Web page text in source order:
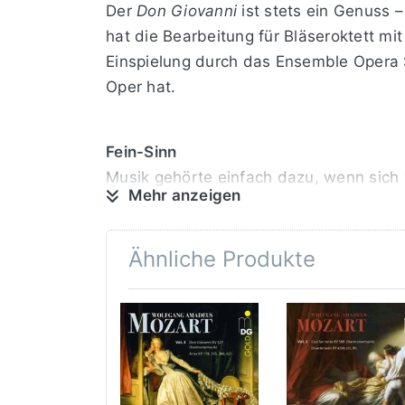
Der Don Giovanni ist stets ein Genuss
hat die Bearbeitung für Bläseroktett
Einspielung durch das Ensemble
Oper hat.
Fein-Sinn
Musik gehörte einfach dazu, wenn
genießen. Kleinere Bläserensembles,
mobil, flexibel und Frischluft geeignet.
von Vater Georg, der Josef das
Werbe-Trailer
Don Giovanni selbst lässt sich im
Potpourri bekannter Opernarien
seines Werkes durch Josef
Aufführungen durch ein Bläseroktett
Mehr anzeigen
Ähnliche Produkte